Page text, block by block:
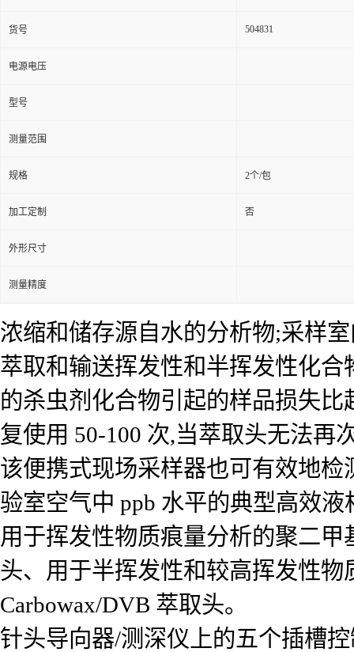
货号 504831
电源电压
型号
测量范围
规格 2个/包
加工定制 否
外形尺寸
测量精度
浓缩和储存源自水的分析物;采样
萃取和输送挥发性和半挥发性化
的杀虫剂化合物引起的样品损失
复使用 50-100 次,当萃取头无法再
该便携式现场采样器也可有效地
验室空气中 ppb 水平的典型高效
用于挥发性物质痕量分析的聚二甲
头、用于半挥发性和较高挥发性
Carbowax/DVB 萃取头。
针头导向器/测深仪上的五个插槽